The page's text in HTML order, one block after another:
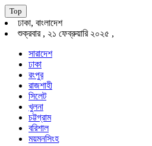
Top
ঢাকা, বাংলাদেশ
শুক্রবার , ২১ ফেব্রুয়ারি ২০২৫ ,
সারাদেশ
ঢাকা
রংপুর
রাজশাহী
সিলেট
খুলনা
চট্টগ্রাম
বরিশাল
ময়মনসিংহ